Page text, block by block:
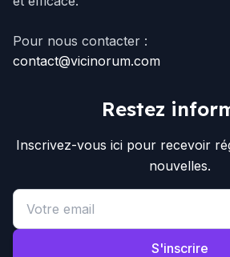
Pour nous contacter :
contact@vicinorum.com
Restez
Inscrivez-vous ici pour recevoir
nouvelles.
Email address
S'inscrire